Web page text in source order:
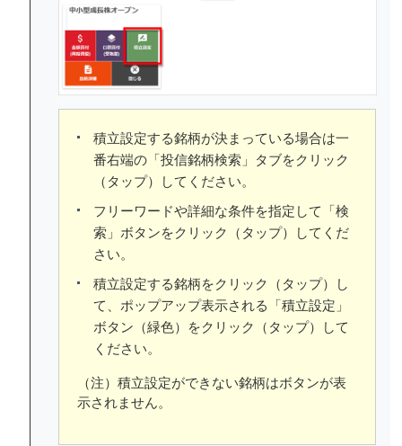
積立設定する銘柄が決まっている場合は一
番右端の「投信銘柄検索」タブをクリック
（タップ）してください。
フリーワードや詳細な条件を指定して「検
索」ボタンをクリック（タップ）してくだ
さい。
積立設定する銘柄をクリック（タップ）し
て、ポップアップ表示される「積立設定」
ボタン（緑色）をクリック（タップ）して
ください。
（注）積立設定ができない銘柄はボタンが表
示されません。